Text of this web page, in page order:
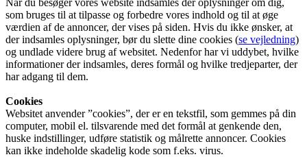
som bruges til at tilpasse og forbedre vores indhold og til at øge
værdien af de annoncer, der vises på siden. Hvis du ikke ønsker, at
der indsamles oplysninger, bør du slette dine cookies (se vejledning)
og undlade videre brug af websitet. Nedenfor har vi uddybet, hvilke
informationer der indsamles, deres formål og hvilke tredjeparter, der
har adgang til dem.
Cookies
Websitet anvender ”cookies”, der er en tekstfil, som gemmes på din
computer, mobil el. tilsvarende med det formål at genkende den,
huske indstillinger, udføre statistik og målrette annoncer. Cookies
kan ikke indeholde skadelig kode som f.eks. virus.